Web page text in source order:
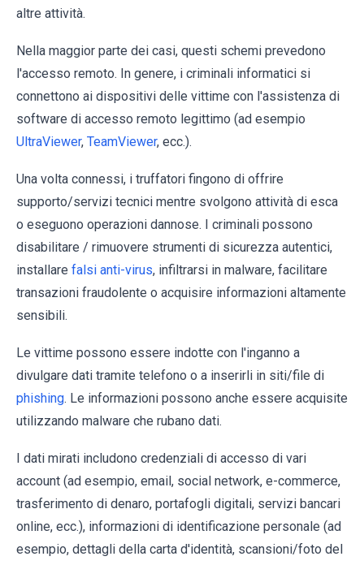
altre attività.
Nella maggior parte dei casi, questi schemi prevedono
l'accesso remoto. In genere, i criminali informatici si
connettono ai dispositivi delle vittime con l'assistenza di
software di accesso remoto legittimo (ad esempio
UltraViewer, TeamViewer, ecc.).
Una volta connessi, i truffatori fingono di offrire
supporto/servizi tecnici mentre svolgono attività di esca
o eseguono operazioni dannose. I criminali possono
disabilitare / rimuovere strumenti di sicurezza autentici,
installare falsi anti-virus, infiltrarsi in malware, facilitare
transazioni fraudolente o acquisire informazioni altamente
sensibili.
Le vittime possono essere indotte con l'inganno a
divulgare dati tramite telefono o a inserirli in siti/file di
phishing. Le informazioni possono anche essere acquisite
utilizzando malware che rubano dati.
I dati mirati includono credenziali di accesso di vari
account (ad esempio, email, social network, e-commerce,
trasferimento di denaro, portafogli digitali, servizi bancari
online, ecc.), informazioni di identificazione personale (ad
esempio, dettagli della carta d'identità, scansioni/foto del